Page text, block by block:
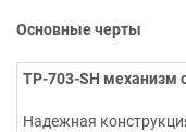
Основные черты
ТР-703-SH механизм
Надежная